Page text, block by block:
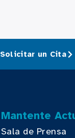
Solicitar un Cita
Mantente
Sala de Prensa